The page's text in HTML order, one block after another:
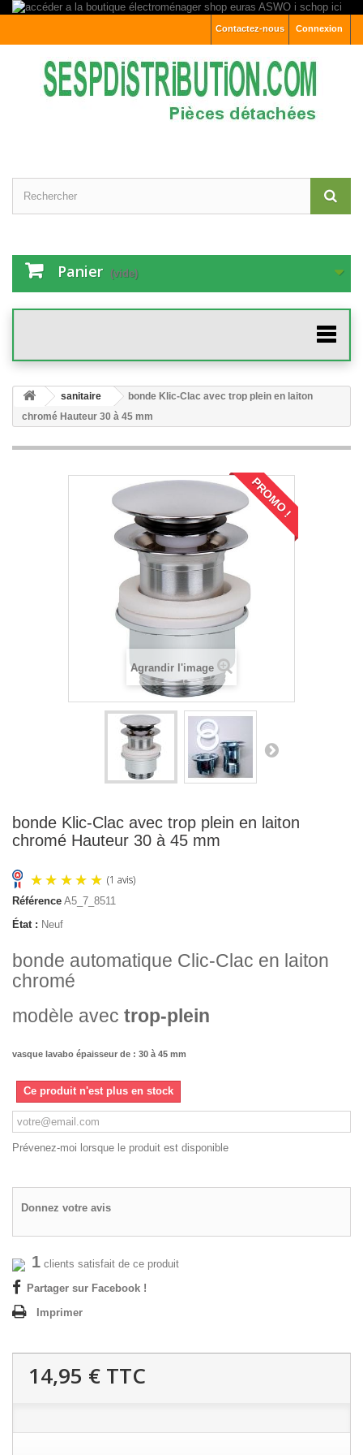
Connexion
Contactez-nous
Panier (vide)
sanitaire
bonde Klic-Clac avec trop plein en laiton
chromé Hauteur 30 à 45 mm
PROMO !
Agrandir l'image
bonde Klic-Clac avec trop plein en laiton
chromé Hauteur 30 à 45 mm
Référence A5_7_8511
État : Neuf
bonde automatique Clic-Clac en laiton
chromé
modèle avec trop-plein
vasque lavabo épaisseur de : 30 à 45 mm
Ce produit n'est plus en stock
Prévenez-moi lorsque le produit est disponible
Donnez votre avis
1 clients satisfait de ce produit
Partager sur Facebook !
Imprimer
14,95 € TTC